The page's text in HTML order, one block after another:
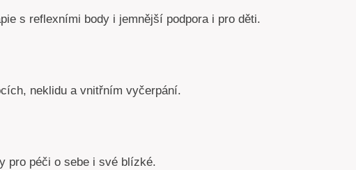
s reflexními body i jemnější podpora i pro děti.
neklidu a vnitřním vyčerpání.
pro péči o sebe i své blízké.